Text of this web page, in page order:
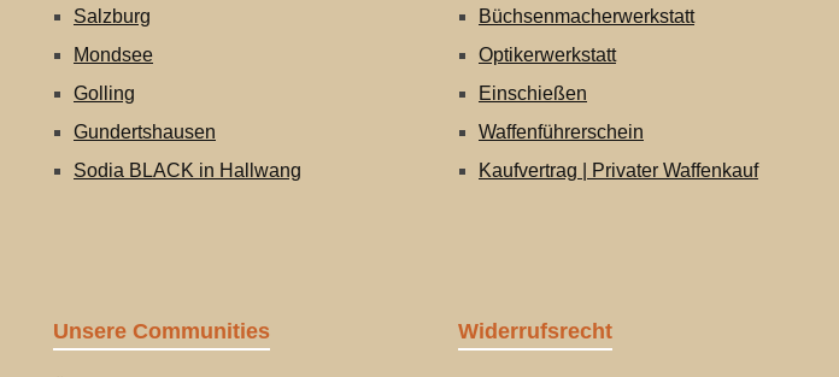
Salzburg
Mondsee
Golling
Gundertshausen
Sodia BLACK in Hallwang
Büchsenmacherwerkstatt
Optikerwerkstatt
Einschießen
Waffenführerschein
Kaufvertrag | Privater Waffenkauf
Unsere Communities Widerrufsrecht